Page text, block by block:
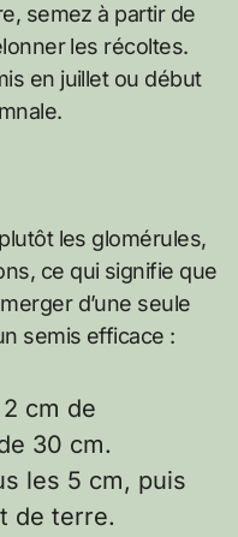
semez à partir de
les récoltes.
en juillet ou début
les glomérules,
ce qui signifie que
d’une seule
semis efficace :
cm de
30 cm.
les 5 cm, puis
de terre.